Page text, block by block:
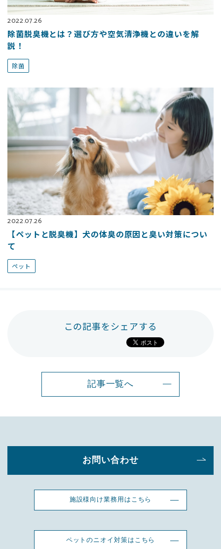
2022.07.26
除菌脱臭機とは？選び方や空気清浄機との違いを解
説！
除菌
2022.07.26
【ペットと脱臭機】犬の体臭の原因と臭い対策につい
て
ペット
この記事をシェアする
記事一覧へ
お問い合わせ
施設様向け業務用はこちら
ペットのニオイ対策はこちら